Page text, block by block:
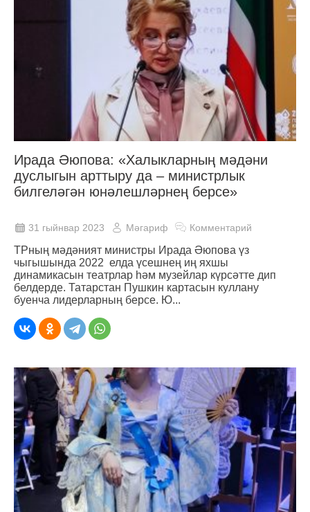
Ирада Әюпова: «Халыкларның мәдәни
дуслыгын арттыру да – министрлык
билгеләгән юнәлешләрнең берсе»
31 гыйнвар 2023 Мәгариф Комментарий
ТРның мәдәният министры Ирада Әюпова үз
чыгышында 2022 елда үсешнең иң яхшы
динамикасын театрлар һәм музейлар күрсәтте дип
белдерде. Татарстан Пушкин картасын куллану
буенча лидерларның берсе. Ю...